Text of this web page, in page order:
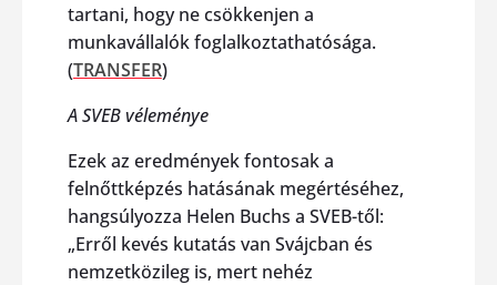
tartani, hogy ne csökkenjen a
munkavállalók foglalkoztathatósága.
(TRANSFER)
A SVEB véleménye
Ezek az eredmények fontosak a
felnőttképzés hatásának megértéséhez,
hangsúlyozza Helen Buchs a SVEB-től:
„Erről kevés kutatás van Svájcban és
nemzetközileg is, mert nehéz